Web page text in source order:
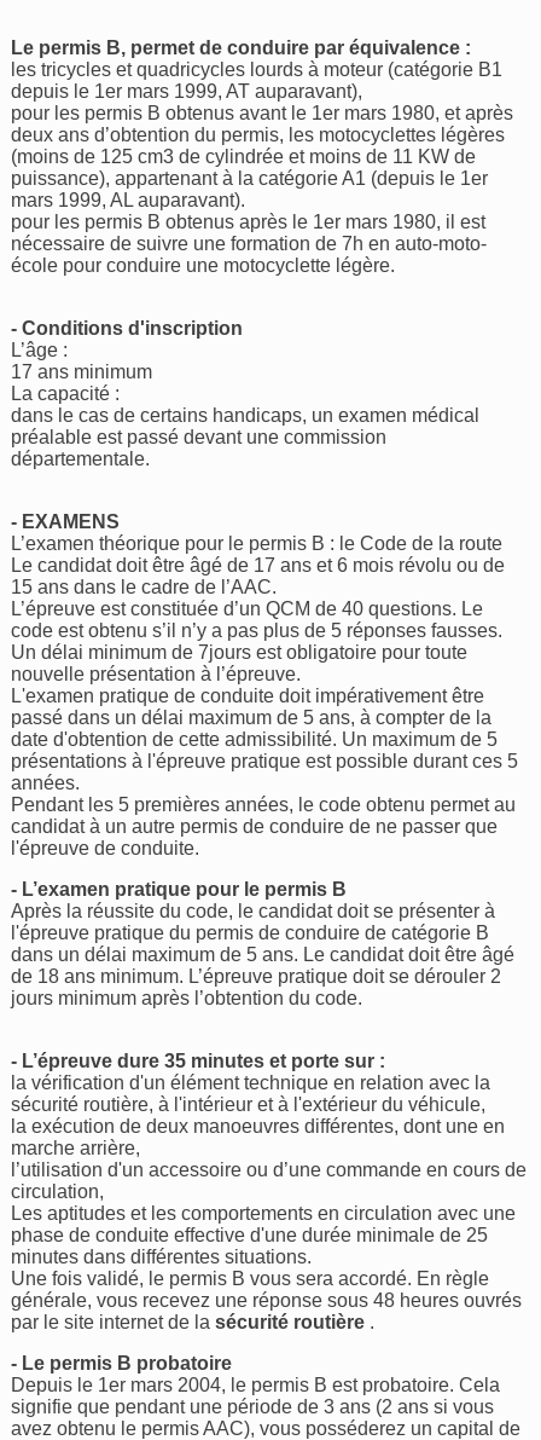
Le permis B, permet de conduire par équivalence :
les tricycles et quadricycles lourds à moteur (catégorie B1
depuis le 1er mars 1999, AT auparavant),
pour les permis B obtenus avant le 1er mars 1980, et après
deux ans d’obtention du permis, les motocyclettes légères
(moins de 125 cm3 de cylindrée et moins de 11 KW de
puissance), appartenant à la catégorie A1 (depuis le 1er
mars 1999, AL auparavant).
pour les permis B obtenus après le 1er mars 1980, il est
nécessaire de suivre une formation de 7h en auto-moto-
école pour conduire une motocyclette légère.
- Conditions d'inscription
L’âge :
17 ans minimum
La capacité :
dans le cas de certains handicaps, un examen médical
préalable est passé devant une commission
départementale.
- EXAMENS
L’examen théorique pour le permis B : le Code de la route
Le candidat doit être âgé de 17 ans et 6 mois révolu ou de
15 ans dans le cadre de l’AAC.
L’épreuve est constituée d’un QCM de 40 questions. Le
code est obtenu s’il n’y a pas plus de 5 réponses fausses.
Un délai minimum de 7jours est obligatoire pour toute
nouvelle présentation à l’épreuve.
L'examen pratique de conduite doit impérativement être
passé dans un délai maximum de 5 ans, à compter de la
date d'obtention de cette admissibilité. Un maximum de 5
présentations à l'épreuve pratique est possible durant ces 5
années.
Pendant les 5 premières années, le code obtenu permet au
candidat à un autre permis de conduire de ne passer que
l'épreuve de conduite.
- L’examen pratique pour le permis B
Après la réussite du code, le candidat doit se présenter à
l'épreuve pratique du permis de conduire de catégorie B
dans un délai maximum de 5 ans. Le candidat doit être âgé
de 18 ans minimum. L’épreuve pratique doit se dérouler 2
jours minimum après l’obtention du code.
- L’épreuve dure 35 minutes et porte sur :
la vérification d'un élément technique en relation avec la
sécurité routière, à l'intérieur et à l'extérieur du véhicule,
la exécution de deux manoeuvres différentes, dont une en
marche arrière,
l’utilisation d'un accessoire ou d’une commande en cours de
circulation,
Les aptitudes et les comportements en circulation avec une
phase de conduite effective d'une durée minimale de 25
minutes dans différentes situations.
Une fois validé, le permis B vous sera accordé. En règle
générale, vous recevez une réponse sous 48 heures ouvrés
par le site internet de lasécurité routière .
- Le permis B probatoire
Depuis le 1er mars 2004, le permis B est probatoire. Cela
signifie que pendant une période de 3 ans (2 ans si vous
avez obtenu le permis AAC), vous posséderez un capital de